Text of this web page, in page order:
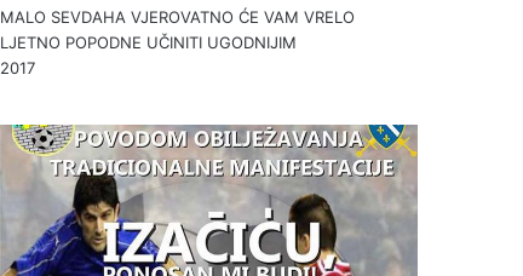
MALO SEVDAHA VJEROVATNO ĆE VAM VRELO
LJETNO POPODNE UČINITI UGODNIJIM
2017